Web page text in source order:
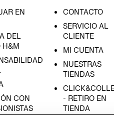
EN
DEL
H&M
CON
CONTACTO
SERVICIO AL
CLIENTE
MI CUENTA
NUESTRAS
TIENDAS
- RETIRO EN
TIENDA